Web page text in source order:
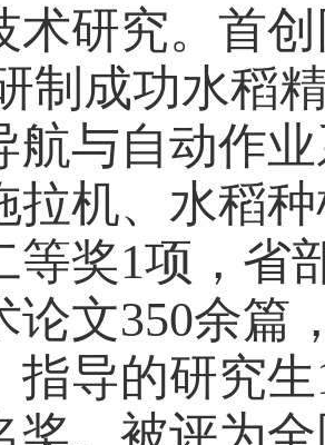
术研究。首
制成功水稻
航与自动作
拉机、水稻
等奖1项，省
论文350余篇
指导的研究生